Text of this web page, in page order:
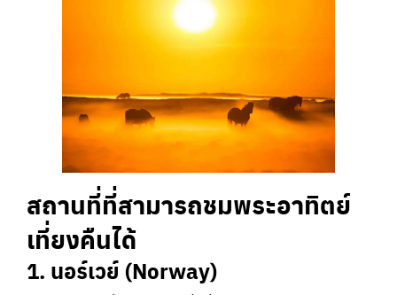
สถานที่ที่สามารถชมพระอาทิตย์
เที่ยงคืนได้
1. นอร์เวย์ (Norway)